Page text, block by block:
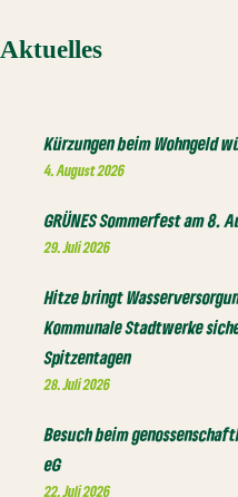
Aktuelles
Kürzungen beim Wohngeld
4. August 2026
GRÜNES Sommerfest am 8.
29. Juli 2026
Hitze bringt
Kommunale Stadtwerke
Spitzentagen
28. Juli 2026
Besuch beim
eG
22. Juli 2026